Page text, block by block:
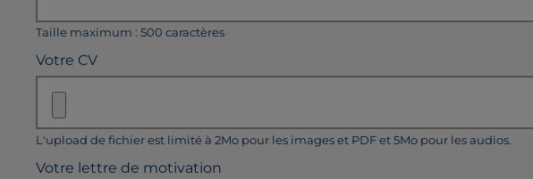
Taille maximum : 500 caractères
Votre CV
L'upload de fichier est limité à 2Mo pour les images et PDF et 5Mo pour les audios.
Votre lettre de motivation